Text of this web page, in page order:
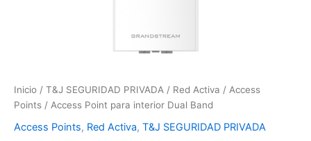
Inicio / T&J SEGURIDAD PRIVADA / Red Activa / Access
Points / Access Point para interior Dual Band
Access Points, Red Activa, T&J SEGURIDAD PRIVADA